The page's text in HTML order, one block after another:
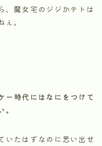
、魔女宅のジジかテトは
。
ー時代にはなにをつけて
いたはずなのに思い出せ